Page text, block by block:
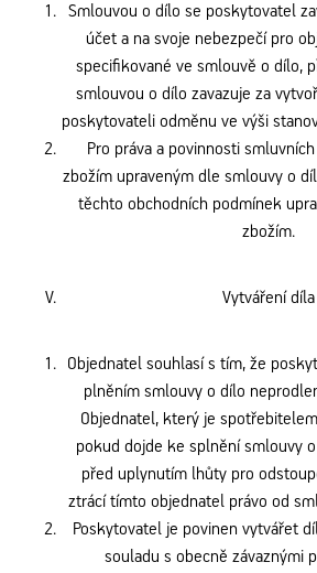
Smlouvou o dílo se poskytovatel
účet a na svoje nebezpečí pro
specifikované ve smlouvě o dílo,
smlouvou o dílo zavazuje za
poskytovateli odměnu ve výši
Pro práva a povinnosti
zbožím upraveným dle smlouvy o
těchto obchodních podmínek
zbožím.
Vytváření díla
Objednatel souhlasí s tím, že
plněním smlouvy o dílo
Objednatel, který je
pokud dojde ke splnění smlouvy
před uplynutím lhůty pro
ztrácí tímto objednatel právo od
Poskytovatel je povinen vytvářet
souladu s obecně závaznými